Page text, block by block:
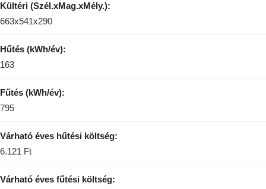
Kültéri (Szél.xMag.xMély.):
663x541x290
Hűtés (kWh/év):
163
Fűtés (kWh/év):
795
Várható éves hűtési költség:
6.121 Ft
Várható éves fűtési költség: